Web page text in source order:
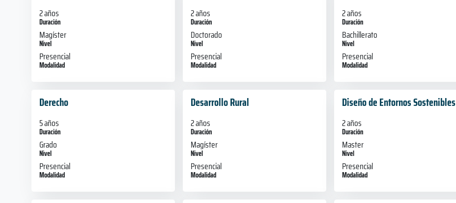
2 años
Duración
Magíster
Nivel
Presencial
Modalidad
2 años
Duración
Doctorado
Nivel
Presencial
Modalidad
2 años
Duración
Bachillerato
Nivel
Presencial
Modalidad
Derecho
5 años
Duración
Grado
Nivel
Presencial
Modalidad
Desarrollo Rural
2 años
Duración
Magíster
Nivel
Presencial
Modalidad
Diseño de Entornos Sostenibles
2 años
Duración
Master
Nivel
Presencial
Modalidad